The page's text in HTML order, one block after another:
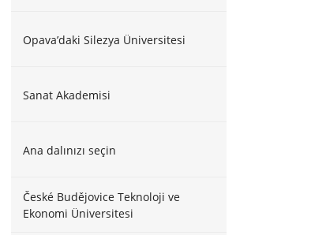
Opava’daki Silezya Üniversitesi
Sanat Akademisi
Ana dalınızı seçin
České Budějovice Teknoloji ve
Ekonomi Üniversitesi